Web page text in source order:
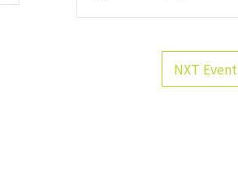
NXT Event